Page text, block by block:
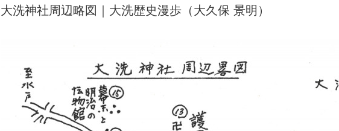
大洗神社周辺略図｜大洗歴史漫歩（大久保 景明）